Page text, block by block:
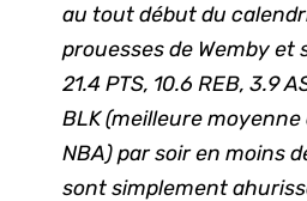
au tout début du
prouesses de Wemby et
21.4 PTS, 10.6 REB, 3.9
BLK (meilleure
NBA) par soir en moins
sont simplement